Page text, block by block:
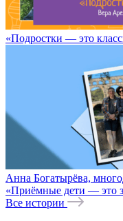
«Подростки — это
Анна Богатырёва,
«Приёмные дети — это
Все истории